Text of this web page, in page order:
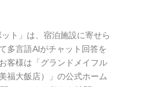
ット」は、宿泊施設に寄せら
多言語AIがチャット回答を
客様は「グランドメイフル
福大飯店）」の公式ホーム